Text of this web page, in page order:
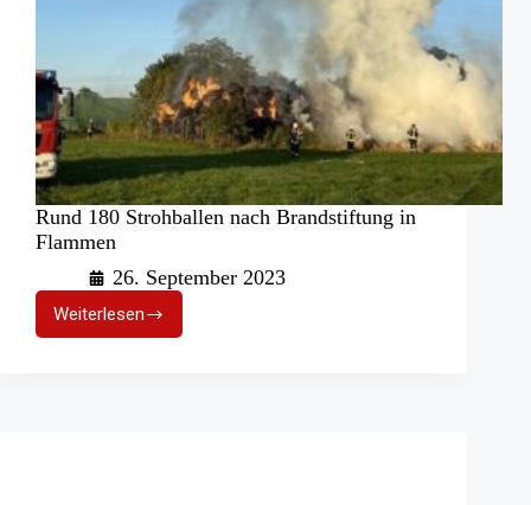
Rund 180 Strohballen nach Brandstiftung in
Flammen
26. September 2023
Weiterlesen
Rund
180